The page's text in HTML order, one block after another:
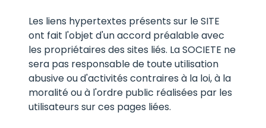
Les liens hypertextes présents sur le SITE
ont fait l'objet d'un accord préalable avec
les propriétaires des sites liés. La SOCIETE ne
sera pas responsable de toute utilisation
abusive ou d'activités contraires à la loi, à la
moralité ou à l'ordre public réalisées par les
utilisateurs sur ces pages liées.